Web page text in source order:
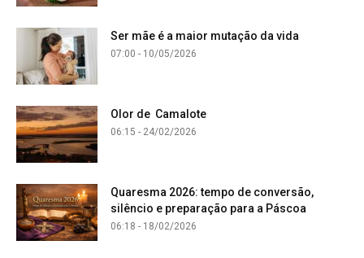
Ser mãe é a maior mutação da vida
07:00 - 10/05/2026
Olor de Camalote
06:15 - 24/02/2026
Quaresma 2026: tempo de conversão,
silêncio e preparação para a Páscoa
06:18 - 18/02/2026